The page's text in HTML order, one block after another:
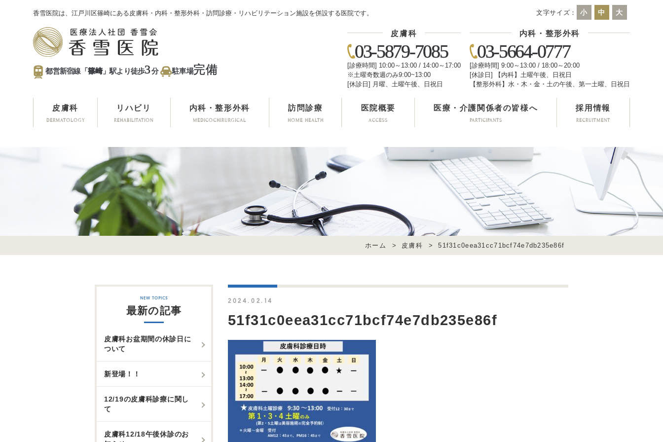
香雪医院は、江戸川区篠崎にある皮膚科・内科・整形外科・訪問診療・リハビリテーション施設を併設する医院です。 文字サイズ： 小 中 大
都営新宿線「篠崎」駅より徒歩3分 駐車場完備
皮膚科
03-5879-7085
[診療時間] 10:00～13:00 / 14:00～17:00
※土曜奇数週のみ9:00~13:00
[休診日] 月曜、土曜午後、日祝日
内科・整形外科
03-5664-0777
[診療時間] 9:00～13:00 / 18:00～20:00
[休診日] 【内科】土曜午後、日祝日
【整形外科】水・木・金・土の午後、第一土曜、日祝日
DERMATOLOGY
皮膚科
REHABILITATION
リハビリ
MEDICOCHIRURGICAL
内科・整形外科
HOME HEALTH
訪問診療
ACCESS
医院概要
PARTICIPANTS
医療・介護関係者の皆様へ
RECRUITMENT
採用情報
ホーム > 皮膚科 > 51f31c0eea31cc71bcf74e7db235e86f
2024.02.14
51f31c0eea31cc71bcf74e7db235e86f
最新の記事
皮膚科お盆期間の休診日に
ついて
新登場！！
12/19の皮膚科診療に関し
て
皮膚科12/18午後休診のお